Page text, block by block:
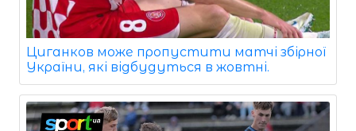
Циганков може пропустити матчі збірної
України, які відбудуться в жовтні.